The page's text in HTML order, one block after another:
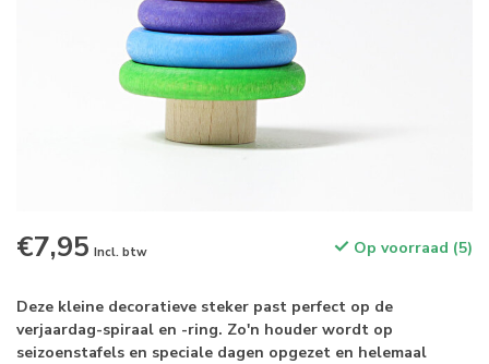
€7,95 Incl. btw Op voorraad (5)
Deze kleine decoratieve steker past perfect op de
verjaardag-spiraal en -ring. Zo'n houder wordt op
seizoenstafels en speciale dagen opgezet en helemaal